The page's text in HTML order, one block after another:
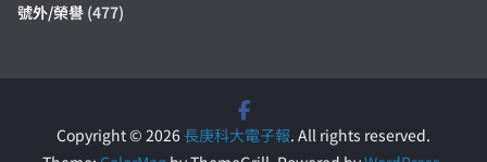
號外/榮譽 (477)
Copyright © 2026長庚科大電子報. All rights reserved.